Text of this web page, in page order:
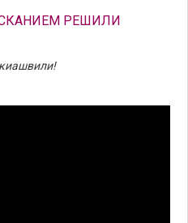
РЕШИЛИ